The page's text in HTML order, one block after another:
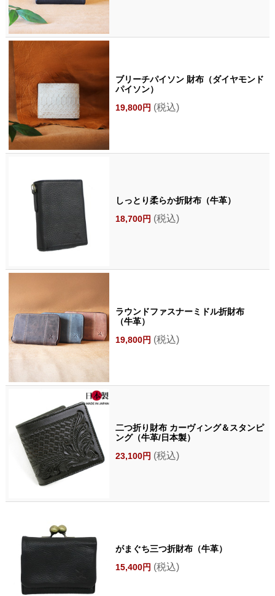
ブリーチパイソン 財布（ダイヤモンド
パイソン）
19,800円 (税込)
しっとり柔らか折財布（牛革）
18,700円 (税込)
ラウンドファスナーミドル折財布
（牛革）
19,800円 (税込)
二つ折り財布 カーヴィング＆スタンピ
ング（牛革/日本製）
23,100円 (税込)
がまぐち三つ折財布（牛革）
15,400円 (税込)